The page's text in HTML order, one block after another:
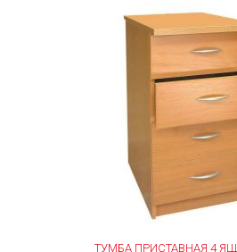
ТУМБА ПРИСТАВНАЯ 4